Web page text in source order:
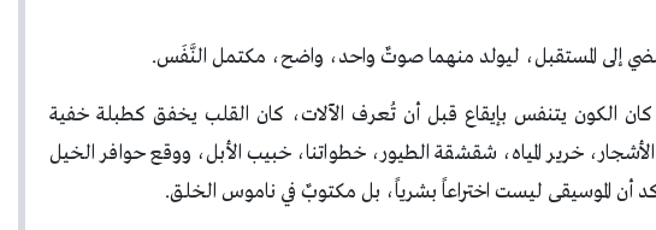
يمضي إلى المستقبل، ليولد منهما صوتٌ واحد، واضح، مكتمل النَّفَس.
كان الكون يتنفس بإيقاع قبل أن تُعرف الآلات، كان القلب يخفق كطبلة خفية
خرير المياه، شقشقة الطيور، خطواتنا، خبيب الأبل، ووقع حوافر الخيل
أن الموسيقى ليست اختراعاً بشرياً، بل مكتوبٌ في ناموس الخلق.